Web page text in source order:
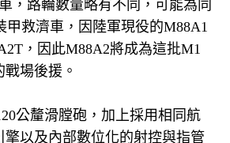
，路輪數量略有不同，可能為同
甲救濟車，因陸軍現役的M88A1
，因此M88A2將成為這批M1
場後援。
公釐滑膛砲，加上採用相同航
擎以及內部數位化的射控與指管